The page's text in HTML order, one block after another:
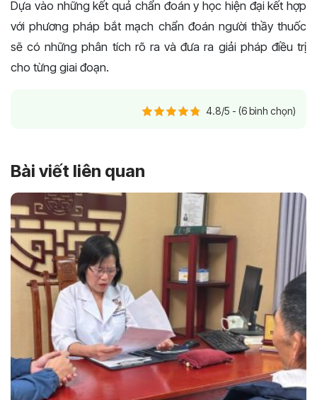
Dựa vào những kết quả chẩn đoán y học hiện đại kết hợp
với phương pháp bắt mạch chẩn đoán người thầy thuốc
sẽ có những phân tích rõ ra và đưa ra giải pháp điều trị
cho từng giai đoạn.
4.8/5 - (6 bình chọn)
Bài viết liên quan